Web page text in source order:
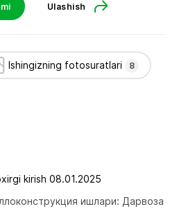
Ulashish
Ishingizning fotosuratlari 8
kirish 08.01.2025
ишлари: Дарвоза